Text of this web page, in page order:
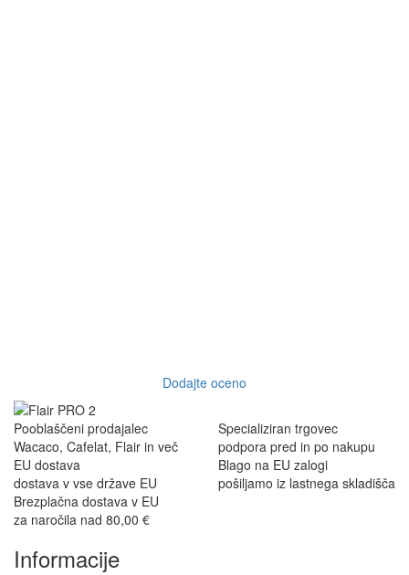
Dodajte oceno
Pooblaščeni prodajalec
Wacaco, Cafelat, Flair in več
Specializiran trgovec
podpora pred in po nakupu
EU dostava
dostava v vse države EU
Blago na EU zalogi
pošiljamo iz lastnega skladišča
Brezplačna dostava v EU
za naročila nad 80,00 €
Informacije